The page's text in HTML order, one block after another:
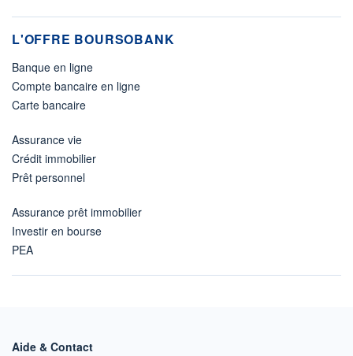
L'OFFRE BOURSOBANK
Banque en ligne
Compte bancaire en ligne
Carte bancaire
Assurance vie
Crédit immobilier
Prêt personnel
Assurance prêt immobilier
Investir en bourse
PEA
Aide & Contact